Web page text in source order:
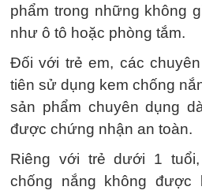
phẩm trong những không
như ô tô hoặc phòng tắm.
Đối với trẻ em, các
tiên sử dụng kem chống
sản phẩm chuyên dụng
được chứng nhận an toàn.
Riêng với trẻ dưới 1
chống nắng không được